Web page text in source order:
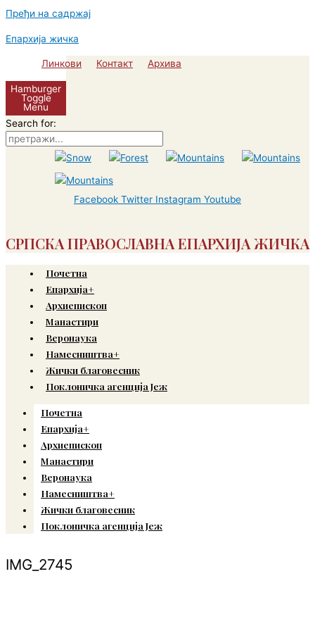
Пређи на садржај
Епархија жичка
Линкови Контакт Архива
Hamburger
Toggle
Menu
Search for:
Facebook Twitter Instagram Youtube
СРПСКА ПРАВОСЛАВНА ЕПАРХИЈА ЖИЧКА
Почетна
Епархија+
Архиепископ
Манастири
Веронаука
Намесништва+
Жички благовесник
Поклоничка агенција Јеж
Почетна
Епархија+
Архиепископ
Манастири
Веронаука
Намесништва+
Жички благовесник
Поклоничка агенција Јеж
IMG_2745